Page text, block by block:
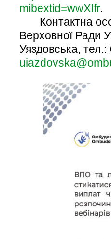
mibextid=wwXIfr.
Контактна
Верховної Ради
Уяздовська,